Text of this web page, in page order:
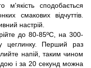
сподобається
смакових відчуттів.
настрій.
до 80-85ºС, на 300-
цеглинку. Перший раз
напій, таким чином
і за 20 секунд можна